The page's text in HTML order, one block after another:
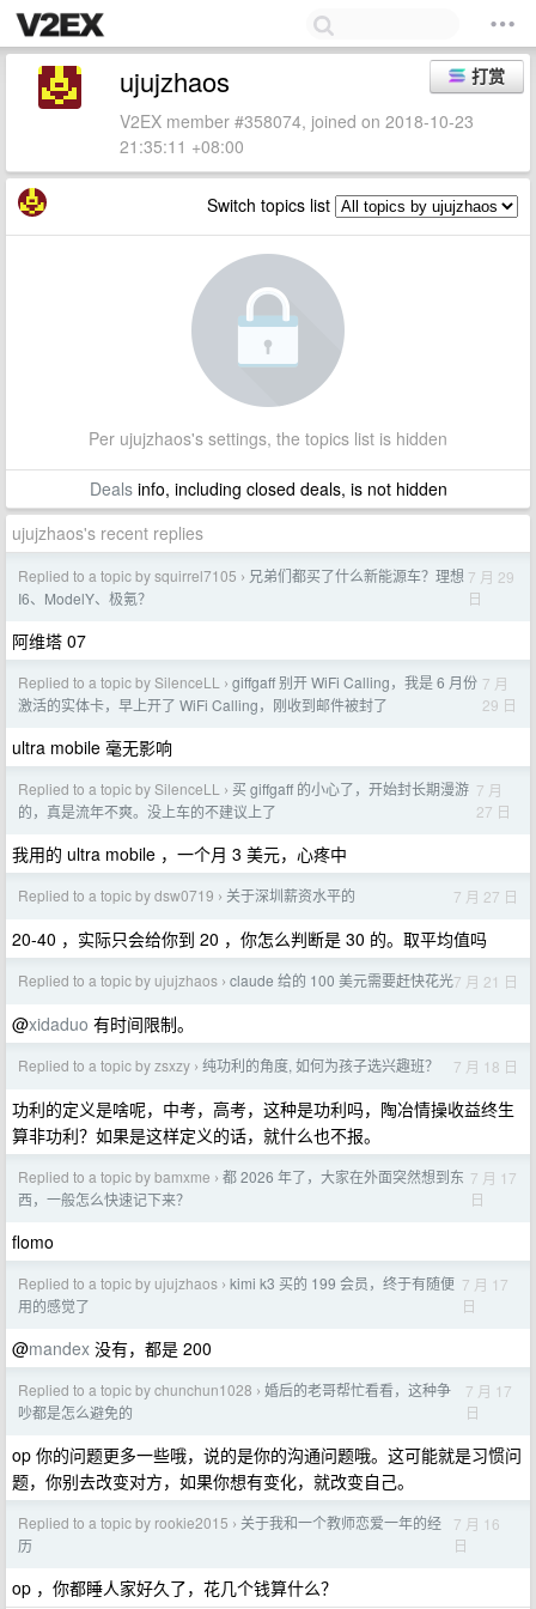
打赏
ujujzhaos
V2EX member #358074, joined on 2018-10-23
21:35:11 +08:00
Switch topics list
Per ujujzhaos's settings, the topics list is hidden
Dealsinfo, including closed deals, is not hidden
ujujzhaos's recent replies
Replied to a topic by squirrel7105 › 兄弟们都买了什么新能源车？理想
I6、ModelY、极氪？
7 月 29
日
阿维塔 07
Replied to a topic by SilenceLL › giffgaff 别开 WiFi Calling，我是 6 月份
激活的实体卡，早上开了 WiFi Calling，刚收到邮件被封了
7 月
29 日
ultra mobile 毫无影响
Replied to a topic by SilenceLL › 买 giffgaff 的小心了，开始封长期漫游
的，真是流年不爽。没上车的不建议上了
7 月
27 日
我用的 ultra mobile ，一个月 3 美元，心疼中
Replied to a topic by dsw0719 › 关于深圳薪资水平的 7 月 27 日
20-40 ，实际只会给你到 20 ，你怎么判断是 30 的。取平均值吗
Replied to a topic by ujujzhaos › claude 给的 100 美元需要赶快花光7 月 21 日
@xidaduo 有时间限制。
Replied to a topic by zsxzy › 纯功利的角度, 如何为孩子选兴趣班？ 7 月 18 日
功利的定义是啥呢，中考，高考，这种是功利吗，陶冶情操收益终生
算非功利？如果是这样定义的话，就什么也不报。
Replied to a topic by bamxme › 都 2026 年了，大家在外面突然想到东
西，一般怎么快速记下来？
7 月 17
日
flomo
Replied to a topic by ujujzhaos › kimi k3 买的 199 会员，终于有随便
用的感觉了
7 月 17
日
@mandex 没有，都是 200
Replied to a topic by chunchun1028 › 婚后的老哥帮忙看看，这种争
吵都是怎么避免的
7 月 17
日
op 你的问题更多一些哦，说的是你的沟通问题哦。这可能就是习惯问
题，你别去改变对方，如果你想有变化，就改变自己。
Replied to a topic by rookie2015 › 关于我和一个教师恋爱一年的经
历
7 月 16
日
op ，你都睡人家好久了，花几个钱算什么？